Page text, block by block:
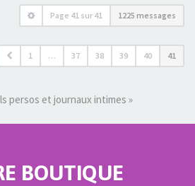
Page 41 sur 41 1225 messages
1 … 37 38 39 40 41
persos et journaux intimes »
BOUTIQUE